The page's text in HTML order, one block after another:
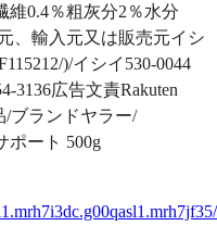
維0.4％粗灰分2％水分
、輸入元又は販売元イシ
)/イシイ530-0044
3136広告文責Rakuten
/ブランドヤラー/
ポート 500g